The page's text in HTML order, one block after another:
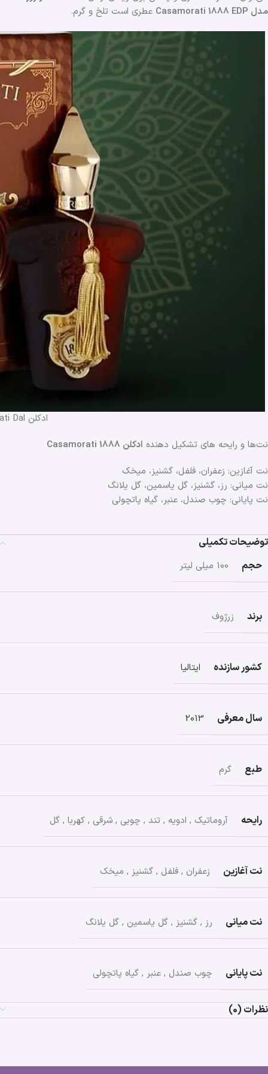
مدل Casamorati 1888 EDP
عطری است تلخ و گرم.
ادکلن Xerjoff 1888 Casamorati Dal
نت‌ها و رایحه های تشکیل دهنده ادکلن Casamorati 1888
نت آغازین: زعفران، فلفل، گشنیز، میخک
نت میانی: رز، گشنیز، گل یاسمین، گل یلانگ
نت پایانی: چوب صندل، عنبر، گیاه پاتچولی
توضیحات تکمیلی
حجم
100 میلی لیتر
برند زرژوف
کشور سازنده ایتالیا
سال معرفی 2013
طبع گرم
رایحه آروماتیک , ادویه , تند , چوبی , شرقی , کهربا , گل
نت آغازین زعفران , فلفل , گشنیز , میخک
نت میانی رز , گشنیز , گل یاسمین , گل یلانگ
نت پایانی چوب صندل , عنبر , گیاه پاتچولی
نظرات (0)